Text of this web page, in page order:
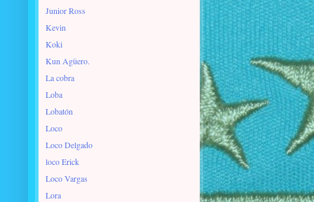
Junior Ross
Kevin
Koki
Kun Agüero.
La cobra
Loba
Lobatón
Loco
Loco Delgado
loco Erick
Loco Vargas
Lora